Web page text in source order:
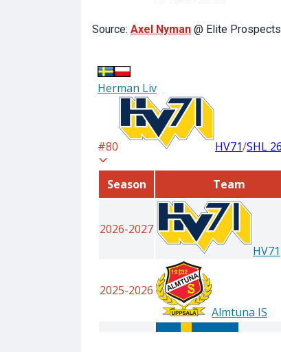
Source: Axel Nyman @ Elite Prospects